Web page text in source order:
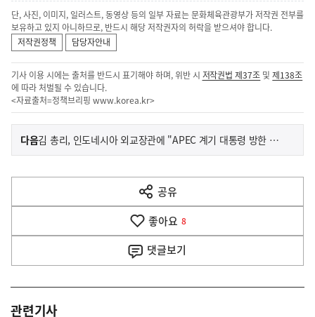
단, 사진, 이미지, 일러스트, 동영상 등의 일부 자료는 문화체육관광부가 저작권 전부를
보유하고 있지 아니하므로, 반드시 해당 저작권자의 허락을 받으셔야 합니다.
저작권정책
담당자안내
기사 이용 시에는 출처를 반드시 표기해야 하며, 위반 시 저작권법 제37조 및제138조
에 따라 처벌될 수 있습니다.
<자료출처=정책브리핑 www.korea.kr>
이
전
다
음
다음기
김 총리, 인도네시아 외교장관에 "APEC 계기 대통령 방한 기대"
공유
열
기
좋아요 8
댓글보기
관련기사